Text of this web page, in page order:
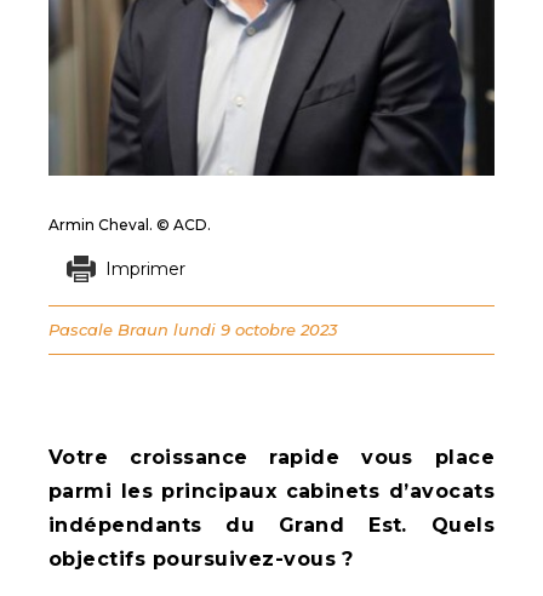
Votre croissance rapide vous place
parmi les principaux cabinets d’avocats
indépendants du Grand Est. Quels
objectifs poursuivez-vous ?
Armin Cheval. © ACD.
Imprimer
Pascale Braun lundi 9 octobre 2023